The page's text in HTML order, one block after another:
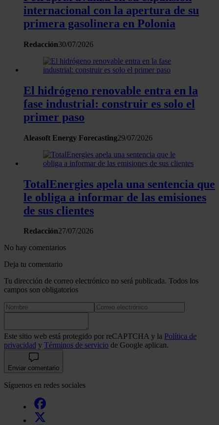
sociales, publicidad y análisis web, quienes pueden
con otra información que les haya proporcionado o que
recopilado a partir del uso que haya hecho de sus servicios.
internacional con la apertura de su
primera gasolinera en Polonia
Redacción30/07/2026
El hidrógeno renovable entra en la
fase industrial: construir es solo el
primer paso
Aleasoft Energy Forecasting29/07/2026
TotalEnergies apela una sentencia que
le obliga a informar de las emisiones
de sus clientes
Redacción27/07/2026
No hay comentarios
Deja tu comentario
Tu dirección de correo electrónico no será publicada. Todos los
campos son obligatorios
Este sitio web está protegido por reCAPTCHA y la Política de
privacidad y Términos de servicio de Google aplican.
Enviar comentario
Síguenos en redes sociales